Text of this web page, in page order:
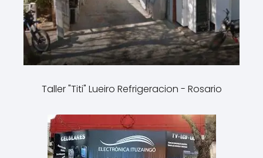
Taller "Titi" Lueiro Refrigeracion - Rosario